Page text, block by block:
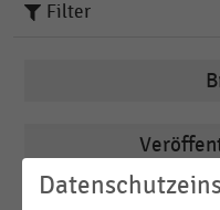
Filter
Apotheken
Arbeitsmarkt
2026